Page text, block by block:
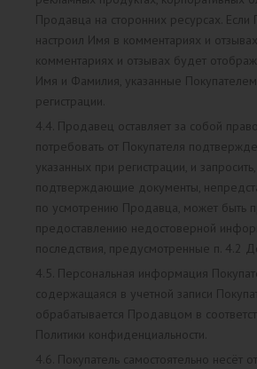
Продавца на сторонних ресурсах. Если
настроил Имя в комментариях и
комментариях и отзывах будет
Имя и Фамилия, указанные
регистрации.
4.4. Продавец оставляет за собой
потребовать от Покупателя
указанных при регистрации, и
подтверждающие документы,
по усмотрению Продавца, может быть
предоставлению недостоверной
последствия, предусмотренные п. 4.2
4.5. Персональная информация
содержащаяся в учетной записи
обрабатывается Продавцом в
Политики конфиденциальности.
4.6. Покупатель самостоятельно несёт